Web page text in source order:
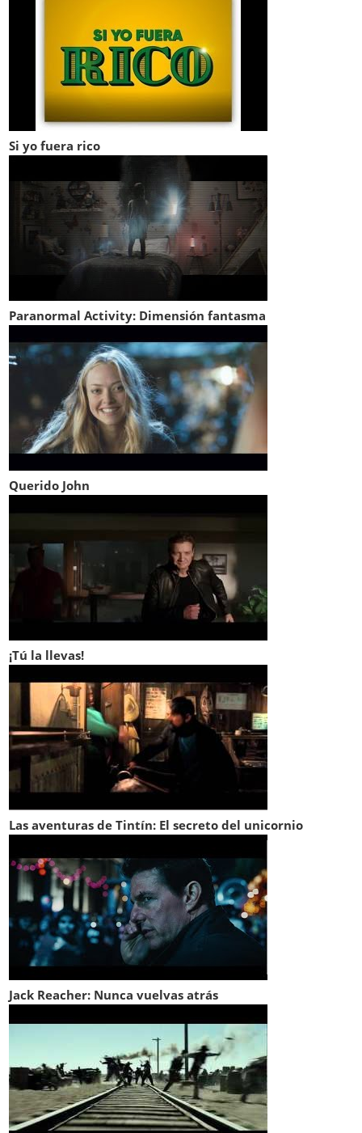
Si yo fuera rico
Paranormal Activity: Dimensión fantasma
Querido John
¡Tú la llevas!
Las aventuras de Tintín: El secreto del unicornio
Jack Reacher: Nunca vuelvas atrás